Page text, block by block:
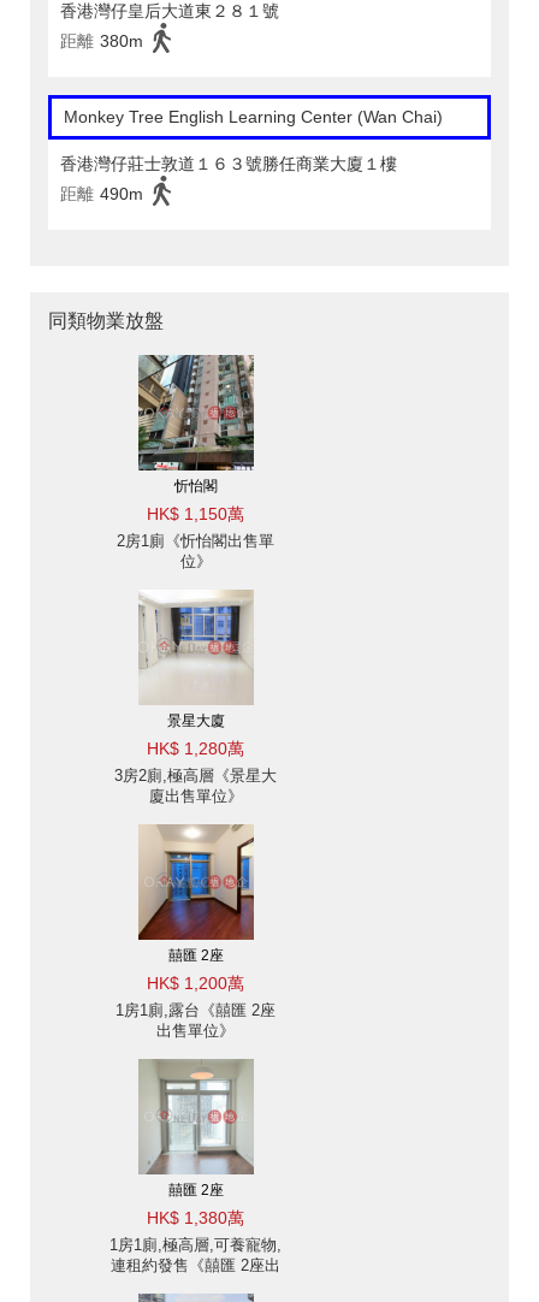
香港灣仔皇后大道東２８１號
距離 380m
Monkey Tree English Learning Center (Wan Chai)
香港灣仔莊士敦道１６３號勝任商業大廈１樓
距離 490m
同類物業放盤
忻怡閣
HK$ 1,150萬
2房1廁《忻怡閣出售單
位》
景星大廈
HK$ 1,280萬
3房2廁,極高層《景星大
廈出售單位》
囍匯 2座
HK$ 1,200萬
1房1廁,露台《囍匯 2座
出售單位》
囍匯 2座
HK$ 1,380萬
1房1廁,極高層,可養寵物,
連租約發售《囍匯 2座出